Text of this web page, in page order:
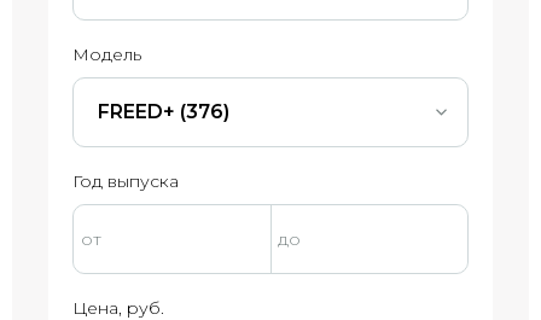
Модель
FREED+ (376)
Год выпуска
Цена, руб.